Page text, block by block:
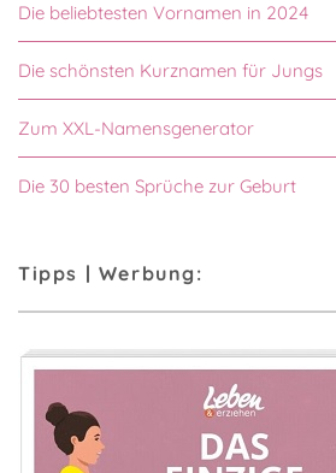
Die beliebtesten Vornamen in 2024
Die schönsten Kurznamen für Jungs
Zum XXL-Namensgenerator
Die 30 besten Sprüche zur Geburt
Tipps | Werbung: